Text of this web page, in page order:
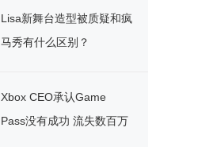
Lisa新舞台造型被质疑和疯
马秀有什么区别？
Xbox CEO承认Game
Pass没有成功 流失数百万